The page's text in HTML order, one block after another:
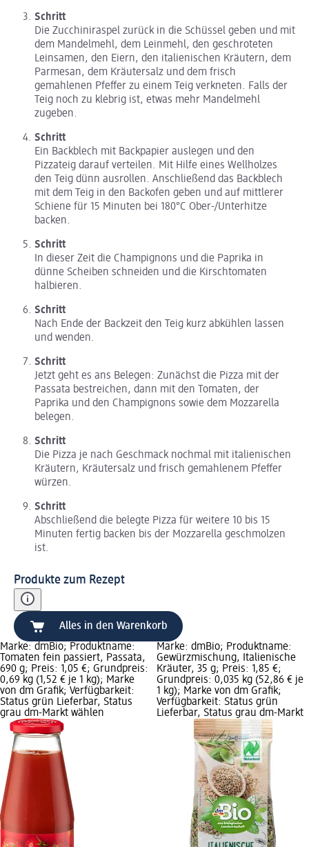
Schritt
Die Zucchiniraspel zurück in die Schüssel geben und mit
dem Mandelmehl, dem Leinmehl, den geschroteten
Leinsamen, den Eiern, den italienischen Kräutern, dem
Parmesan, dem Kräutersalz und dem frisch
gemahlenen Pfeffer zu einem Teig verkneten. Falls der
Teig noch zu klebrig ist, etwas mehr Mandelmehl
zugeben.
Schritt
Ein Backblech mit Backpapier auslegen und den
Pizzateig darauf verteilen. Mit Hilfe eines Wellholzes
den Teig dünn ausrollen. Anschließend das Backblech
mit dem Teig in den Backofen geben und auf mittlerer
Schiene für 15 Minuten bei 180°C Ober-/Unterhitze
backen.
Schritt
In dieser Zeit die Champignons und die Paprika in
dünne Scheiben schneiden und die Kirschtomaten
halbieren.
Schritt
Nach Ende der Backzeit den Teig kurz abkühlen lassen
und wenden.
Schritt
Jetzt geht es ans Belegen: Zunächst die Pizza mit der
Passata bestreichen, dann mit den Tomaten, der
Paprika und den Champignons sowie dem Mozzarella
belegen.
Schritt
Die Pizza je nach Geschmack nochmal mit italienischen
Kräutern, Kräutersalz und frisch gemahlenem Pfeffer
würzen.
Schritt
Abschließend die belegte Pizza für weitere 10 bis 15
Minuten fertig backen bis der Mozzarella geschmolzen
ist.
Produkte zum Rezept
Alles in den Warenkorb
Marke: dmBio; Produktname:
Tomaten fein passiert, Passata,
690 g; Preis: 1,05 €; Grundpreis:
0,69 kg (1,52 € je 1 kg); Marke
von dm Grafik; Verfügbarkeit:
Status grün Lieferbar, Status
grau dm-Markt wählen
Marke: dmBio; Produktname:
Gewürzmischung, Italienische
Kräuter, 35 g; Preis: 1,85 €;
Grundpreis: 0,035 kg (52,86 € je
1 kg); Marke von dm Grafik;
Verfügbarkeit: Status grün
Lieferbar, Status grau dm-Markt